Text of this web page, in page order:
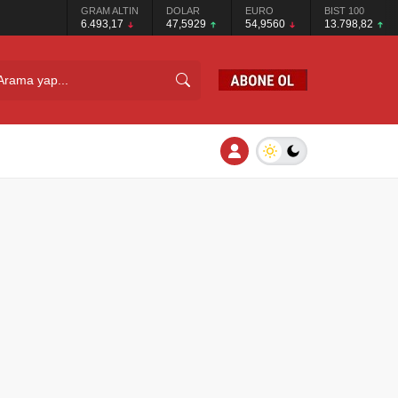
GRAM ALTIN
6.493,17
DOLAR
47,5929
EURO
54,9560
BIST 100
13.798,82